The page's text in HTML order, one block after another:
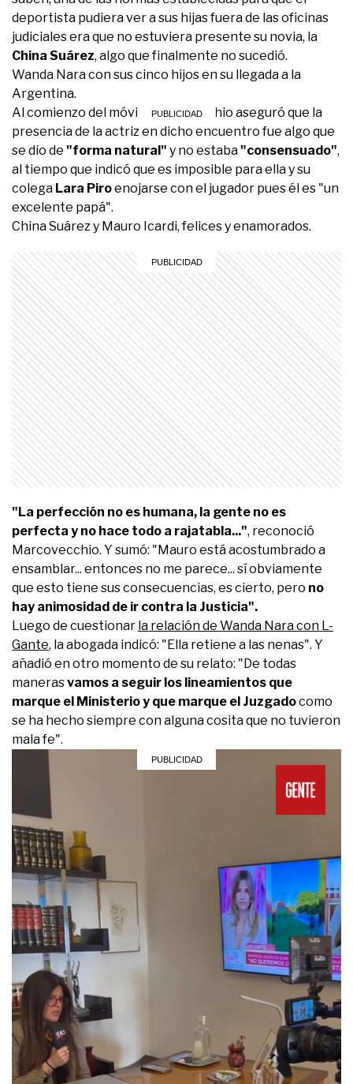
deportista pudiera ver a sus hijas fuera de las oficinas
judiciales era que no estuviera presente su novia, la
China Suárez, algo que finalmente no sucedió.
Wanda Nara con sus cinco hijos en su llegada a la
Argentina.
Al comienzo del móvil, Marcovecchio aseguró que la
presencia de la actriz en dicho encuentro fue algo que
se dio de "forma natural" y no estaba"consensuado",
al tiempo que indicó que es imposible para ella y su
colega Lara Piroenojarse con el jugador pues él es "un
excelente papá".
China Suárez y Mauro Icardi, felices y enamorados.
"La perfección no es humana, la gente no es
perfecta y no hace todo a rajatabla...", reconoció
Marcovecchio. Y sumó: "Mauro está acostumbrado a
ensamblar... entonces no me parece... sí obviamente
que esto tiene sus consecuencias, es cierto, pero no
hay animosidad de ir contra la Justicia".
Luego de cuestionar la relación de Wanda Nara con L-
Gante, la abogada indicó: "Ella retiene a las nenas". Y
añadió en otro momento de su relato: "De todas
manerasvamos a seguir los lineamientos que
marque el Ministerio y que marque el Juzgadocomo
se ha hecho siempre con alguna cosita que no tuvieron
mala fe".